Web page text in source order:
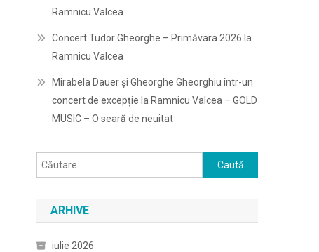
Ramnicu Valcea
Concert Tudor Gheorghe – Primăvara 2026 la
Ramnicu Valcea
Mirabela Dauer și Gheorghe Gheorghiu într-un
concert de excepție la Ramnicu Valcea – GOLD
MUSIC – O seară de neuitat
Caută
după:
ARHIVE
iulie 2026